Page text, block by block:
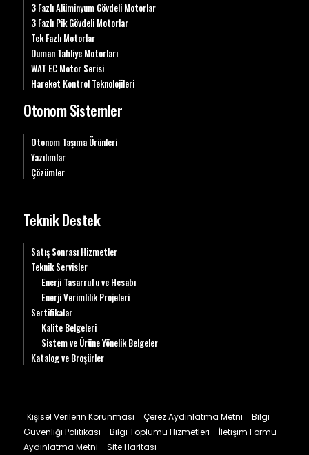
3 Fazlı Alüminyum Gövdeli Motorlar
3 Fazlı Pik Gövdeli Motorlar
Tek Fazlı Motorlar
Duman Tahliye Motorları
WAT EC Motor Serisi
Hareket Kontrol Teknolojileri
Otonom Sistemler
Otonom Taşıma Ürünleri
Yazılımlar
Çözümler
Teknik Destek
Satış Sonrası Hizmetler
Teknik Servisler
Enerji Tasarrufu ve Hesabı
Enerji Verimlilik Projeleri
Sertifikalar
Kalite Belgeleri
Sistem ve Ürüne Yönelik Belgeler
Katalog ve Broşürler
Kişisel Verilerin Korunması Çerez Aydınlatma Metni
Bilgi
Güvenliği Politikası
Bilgi Toplumu Hizmetleri
İletişim Formu
Aydınlatma Metni
Site Haritası